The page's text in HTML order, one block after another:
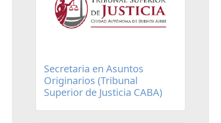
Secretaria en Asuntos
Originarios (Tribunal
Superior de Justicia CABA)